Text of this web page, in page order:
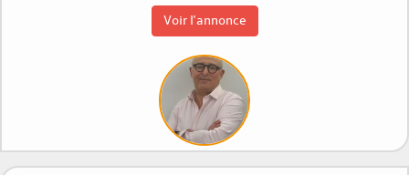
Voir l'annonce